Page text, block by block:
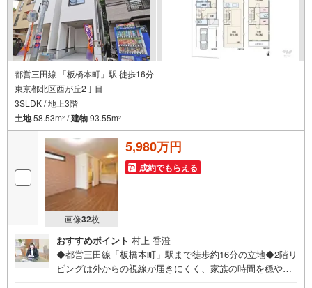
都営三田線 「板橋本町」駅 徒歩16分
東京都北区西が丘2丁目
3SLDK / 地上3階
土地58.53m2 /建物93.55m2
画像32枚
5,980万円
成約でもらえる
おすすめポイント 村上 香澄
◆都営三田線「板橋本町」駅まで徒歩約16分の立地◆2階リ
ビングは外からの視線が届きにくく、家族の時間を穏やか